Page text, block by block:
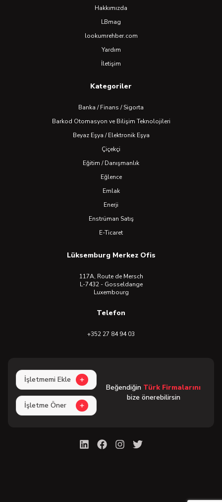
Hakkımızda
LBmag
lookumrehber.com
Yardım
İletişim
Kategoriler
Banka / Finans / Sigorta
Barkod Otomasyon ve Bilişim Teknolojileri
Beyaz Eşya / Elektronik Eşya
Çiçekçi
Eğitim / Danışmanlık
Eğlence
Emlak
Enerji
Enstrüman Satış
E-Ticaret
Lüksemburg Merkez Ofis
117A, Route de Mersch
L-7432 - Gosseldange
Luxembourg
Telefon
+352 27 84 94 03
İşletmemi Ekle
İşletme Öner
Beğendiğin Türk Firmalarını
bize önerebilirsin